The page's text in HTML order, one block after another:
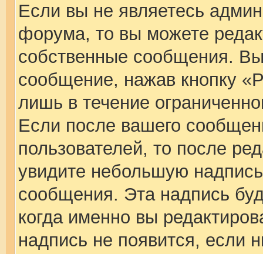
Если вы не являетесь
форума, то вы можете
собственные сообщения.
сообщение, нажав кнопку
лишь в течение
Если после вашего
пользователей, то после
увидите небольшую
сообщения. Эта надпись
когда именно вы
надпись не появится, если